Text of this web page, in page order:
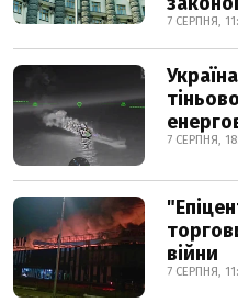
7 СЕРПНЯ,
7 СЕРПНЯ,
війни
7 СЕРПНЯ,